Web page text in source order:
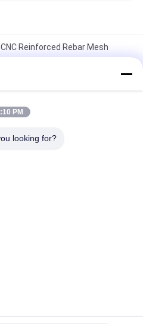
Reinforced Rebar Mesh
12m Concrete
ュ 2.4*6 メートルの鉄筋メッシ
PM
looking for?